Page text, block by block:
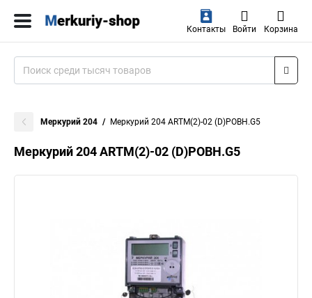
Контакты Войти Корзина
Меркурий 204 Меркурий 204 ARTM(2)-02 (D)POBH.G5
Меркурий 204 ARTM(2)-02 (D)POBH.G5